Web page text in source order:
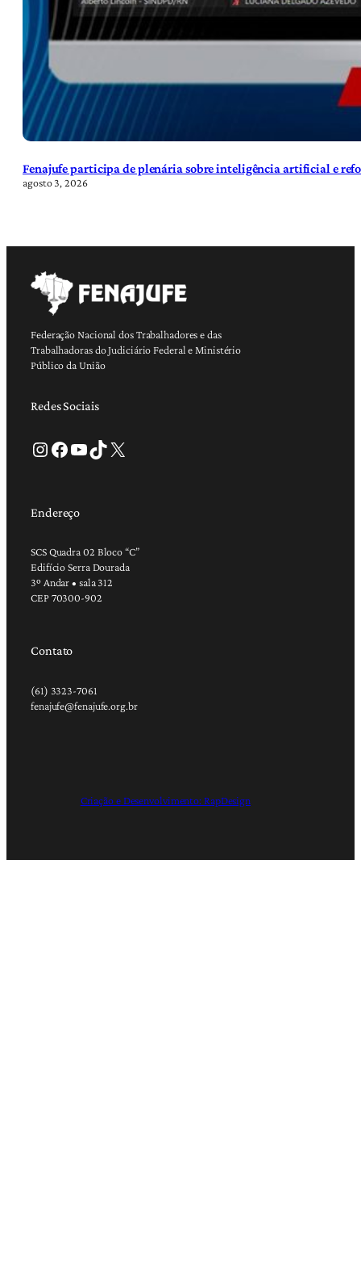
Fenajufe participa de plenária sobre inteligência artificial e
agosto 3, 2026
Federação Nacional dos Trabalhadores e das
Trabalhadoras do Judiciário Federal e Ministério
Público da União
Redes Sociais
Instagram Facebook Youtube TikTok X
Endereço
SCS Quadra 02 Bloco “C”
Edifício Serra Dourada
3º Andar • sala 312
CEP 70300-902
Contato
(61) 3323-7061
fenajufe@fenajufe.org.br
Criação e Desenvolvimento: RapDesign